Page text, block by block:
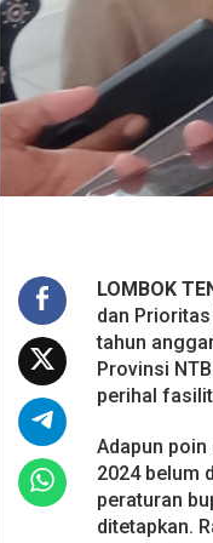
4
u
n
d
a
LOMBOK
dan
tahun
Provinsi
perihal
Adapun poin
2024 belum
peraturan
ditetapkan.